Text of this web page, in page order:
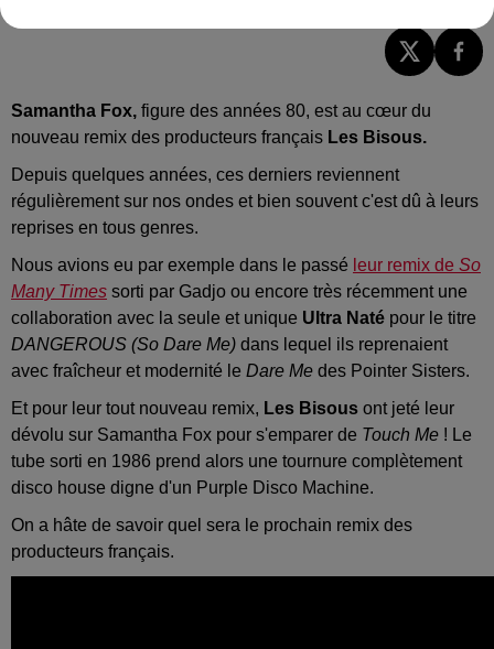
Samantha Fox, figure des années 80, est au cœur du
nouveau remix des producteurs français Les Bisous.
Depuis quelques années, ces derniers reviennent
régulièrement sur nos ondes et bien souvent c'est dû à leurs
reprises en tous genres.
Nous avions eu par exemple dans le passé leur remix de So
Many Times sorti par Gadjo ou encore très récemment une
collaboration avec la seule et unique Ultra Naté pour le titre
DANGEROUS (So Dare Me) dans lequel ils reprenaient
avec fraîcheur et modernité le Dare Me des Pointer Sisters.
Et pour leur tout nouveau remix, Les Bisous ont jeté leur
dévolu sur Samantha Fox pour s'emparer de Touch Me ! Le
tube sorti en 1986 prend alors une tournure complètement
disco house digne d'un Purple Disco Machine.
On a hâte de savoir quel sera le prochain remix des
producteurs français.